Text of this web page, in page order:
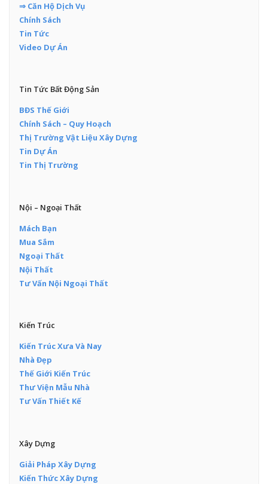
⇒ Căn Hộ Dịch Vụ
Chính Sách
Tin Tức
Video Dự Án
Tin Tức Bất Động Sản
BĐS Thế Giới
Chính Sách – Quy Hoạch
Thị Trường Vật Liệu Xây Dựng
Tin Dự Án
Tin Thị Trường
Nội – Ngoại Thất
Mách Bạn
Mua Sắm
Ngoại Thất
Nội Thất
Tư Vấn Nội Ngoại Thất
Kiến Trúc
Kiến Trúc Xưa Và Nay
Nhà Đẹp
Thế Giới Kiến Trúc
Thư Viện Mẫu Nhà
Tư Vấn Thiết Kế
Xây Dựng
Giải Pháp Xây Dựng
Kiến Thức Xây Dựng